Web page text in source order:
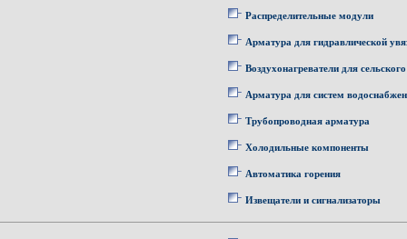
Распределительные модули
Арматура для гидравлической
Воздухонагреватели для
Арматура для систем
Трубопроводная арматура
Холодильные компоненты
Автоматика горения
Извещатели и сигнализаторы